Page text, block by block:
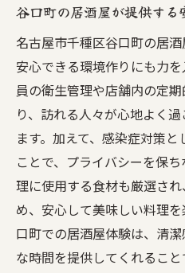
谷口町の居酒屋で
居心地の良さを追
密
谷口町居酒屋が提
ス
心地よい空間を演
谷口町の居酒屋で
谷口町の居酒屋で
谷口町の居酒屋が提供する
名古屋市千種区谷口町の居酒
安心できる環境作りにも力
員の衛生管理や店舗内の定
り、訪れる人々が心地よく
ます。加えて、感染症対策
ことで、プライバシーを保
理に使用する食材も厳選さ
め、安心して美味しい料理
口町での居酒屋体験は、清
な時間を提供してくれること